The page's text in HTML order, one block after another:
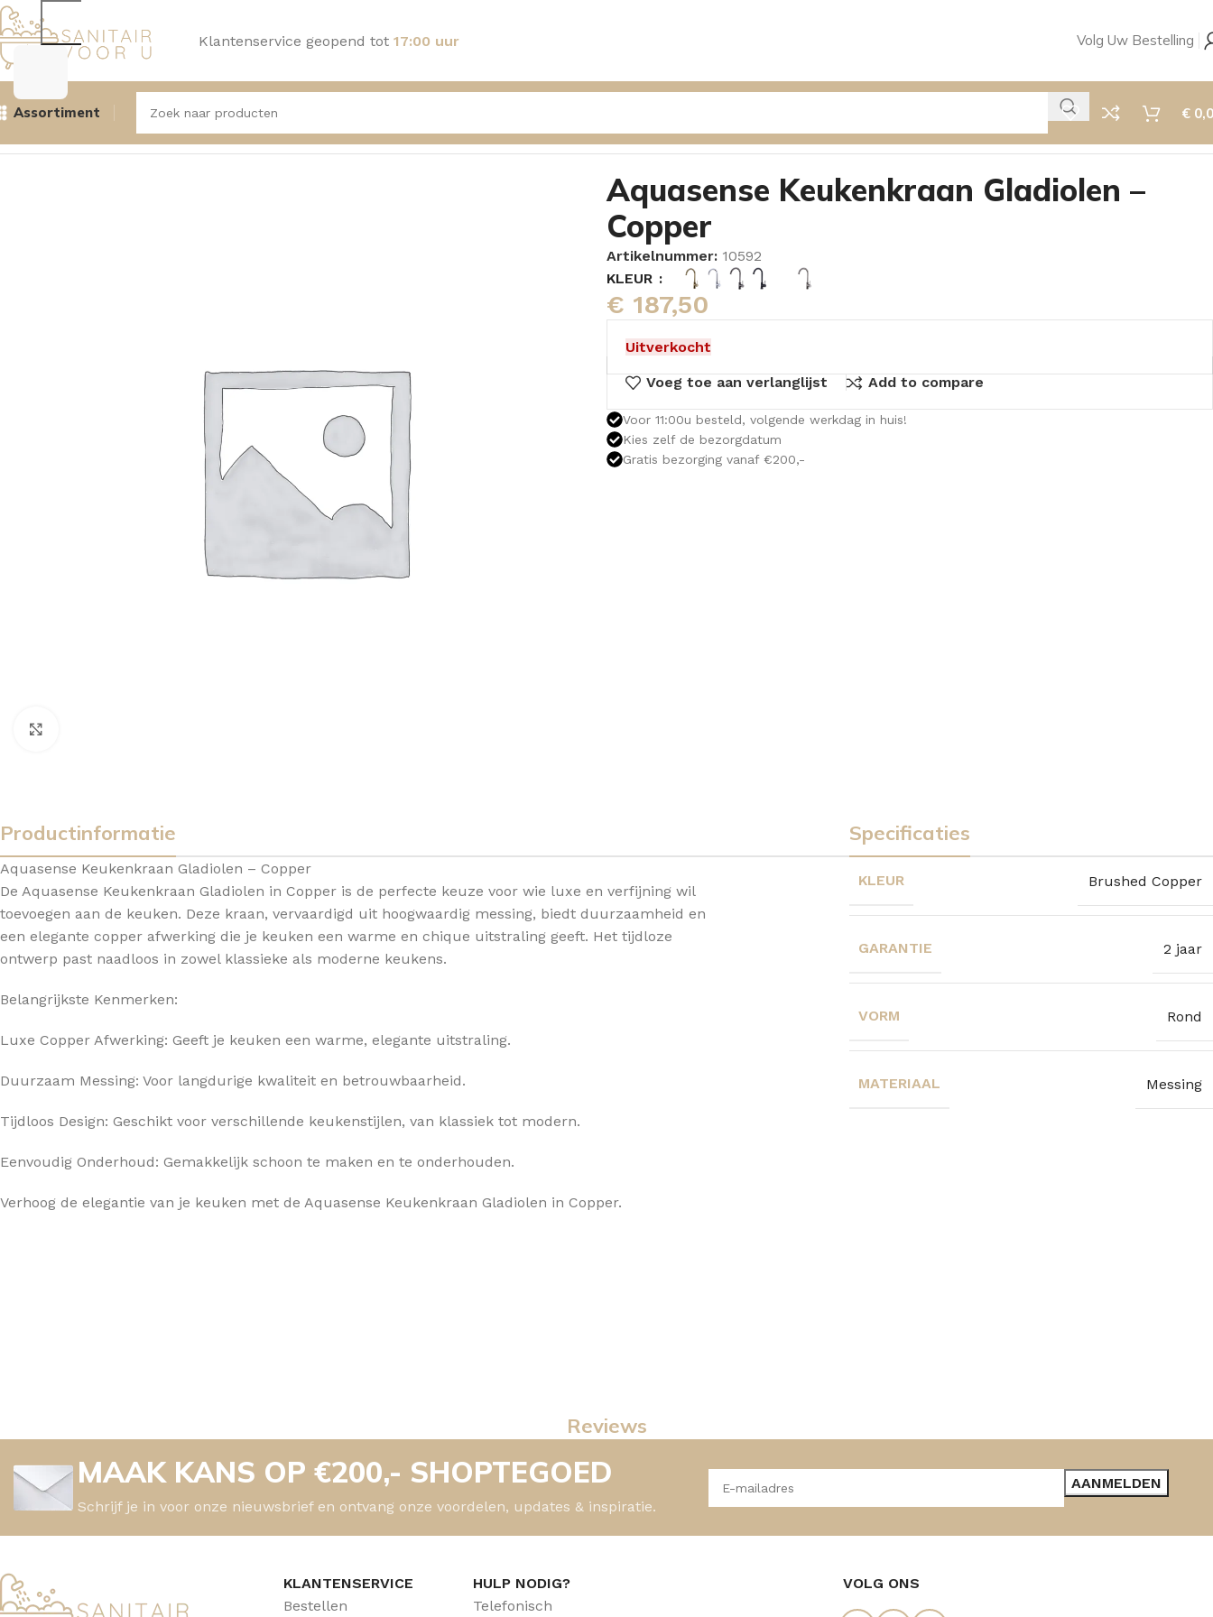
Klantenservice geopend tot 17:00 uur Volg Uw Bestelling
Assortiment
TOPBLADEN
€
Keukenkranen Aquasense Keukenkraan Gladiolen – Copper
Aquasense Keukenkraan Gladiolen –
Copper
Artikelnummer: 10592
KLEUR
€ 187,50
Uitverkocht
Voeg toe aan verlanglijst Add to compare
Voor 11:00u besteld, volgende werkdag in huis!
Kies zelf de bezorgdatum
Gratis bezorging vanaf €200,-
Productinformatie
Aquasense Keukenkraan Gladiolen – Copper
De Aquasense Keukenkraan Gladiolen in Copper is de perfecte keuze voor wie luxe en verfijning wil
toevoegen aan de keuken. Deze kraan, vervaardigd uit hoogwaardig messing, biedt duurzaamheid en
een elegante copper afwerking die je keuken een warme en chique uitstraling geeft. Het tijdloze
ontwerp past naadloos in zowel klassieke als moderne keukens.
Belangrijkste Kenmerken:
Luxe Copper Afwerking: Geeft je keuken een warme, elegante uitstraling.
Duurzaam Messing: Voor langdurige kwaliteit en betrouwbaarheid.
Tijdloos Design: Geschikt voor verschillende keukenstijlen, van klassiek tot modern.
Eenvoudig Onderhoud: Gemakkelijk schoon te maken en te onderhouden.
Verhoog de elegantie van je keuken met de Aquasense Keukenkraan Gladiolen in Copper.
Specificaties
KLEUR Brushed Copper
GARANTIE 2 jaar
VORM Rond
MATERIAAL Messing
Reviews
MAAK KANS OP €200,- SHOPTEGOED
Schrijf je in voor onze nieuwsbrief en ontvang onze voordelen, updates & inspiratie.
KLANTENSERVICE
Bestellen
HULP NODIG?
Telefonisch
VOLG ONS